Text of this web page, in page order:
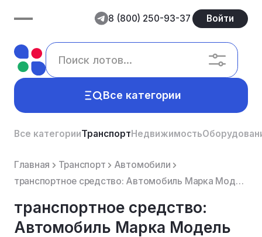
8 (800) 250-93-37 Войти
Все категории
Все категорииТранспортНедвижимость
Главная Транспорт
Автомобили
транспортное средство: Автомобиль Марка Модель MITSUBISHI OUTLANDER, 2014 год выпуска, цвет синий, Г...
транспортное средство:
Автомобиль Марка Модель